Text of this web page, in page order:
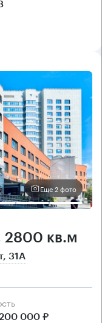
Еще 2 фото
2800 кв.м
31А
000 ₽